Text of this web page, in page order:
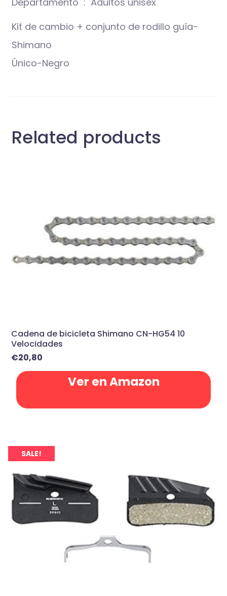
Kit de cambio + conjunto de rodillo guía-
Shimano
Único-Negro
Related products
Cadena de bicicleta Shimano CN-HG54 10
Velocidades
€20,80
Ver en Amazon
SALE!